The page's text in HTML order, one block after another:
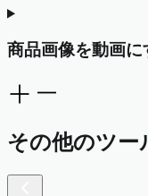
商品画像を動画に
その他のツー